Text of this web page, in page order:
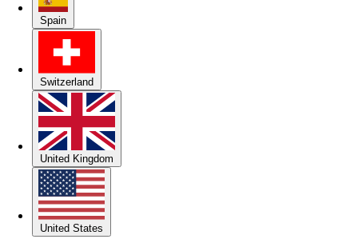
Spain
Switzerland
United Kingdom
United States